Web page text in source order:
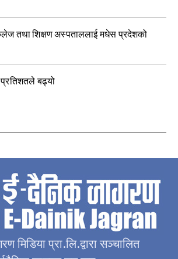
तथा शिक्षण अस्पताललाई मधेस प्रदेशको
बढ्यो
मिडिया प्रा.लि.द्वारा सञ्चालित